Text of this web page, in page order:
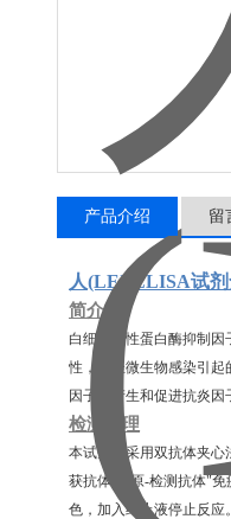
产品介绍 留
人(LEI)ELISA试
简介
白细胞弹性蛋白酶抑制
性，减轻微生物感染引
因子的产生和促进抗炎因
检测原理
本试剂盒采用双抗体夹心
获抗体-抗原-检测抗体"
色，加入终止液停止反应